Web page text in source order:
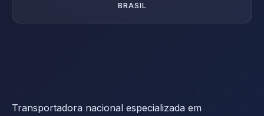
BRASIL
Transportadora nacional especializada em